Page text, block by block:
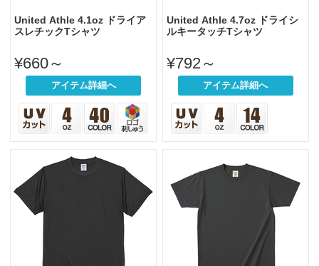
United Athle 4.1oz ドライア
スレチックTシャツ
¥660～
アイテム詳細へ
United Athle 4.7oz ドライシ
ルキータッチTシャツ
¥792～
アイテム詳細へ